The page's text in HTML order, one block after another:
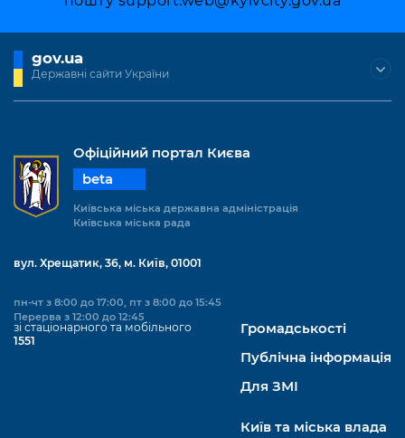
gov.ua
Державні сайти України
Офіційний портал Києва
beta
Київська міська державна адміністрація
Київська міська рада
вул. Хрещатик, 36, м. Київ, 01001
пн-чт з 8:00 до 17:00, пт з 8:00 до 15:45
Перерва з 12:00 до 12:45
зі стаціонарного та мобільного
1551
Громадськості
Публічна інформація
Для ЗМІ
Київ та міська влада